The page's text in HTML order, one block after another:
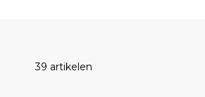
39 artikelen